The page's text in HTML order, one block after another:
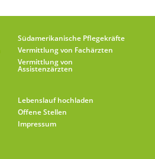
Südamerikanische Pflegekräfte
Vermittlung von Fachärzten
Vermittlung von
Assistenzärzten
Lebenslauf hochladen
Offene Stellen
Impressum